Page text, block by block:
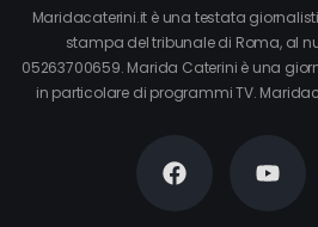
Maridacaterini.it è una testata
stampa del tribunale di Roma, al
05263700659. Marida Caterini è una
in particolare di programmi TV.